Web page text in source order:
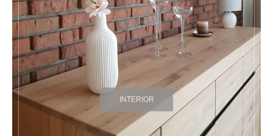
INTERIOR